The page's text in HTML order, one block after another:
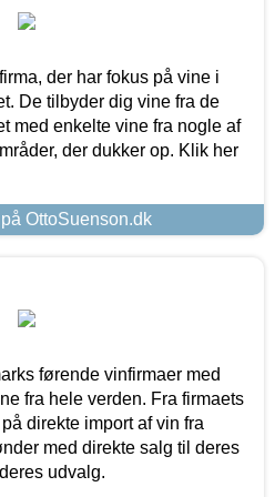
der har fokus på vine i
De tilbyder dig vine fra de
med enkelte vine fra nogle af
der dukker op. Klik her
OttoSuenson.dk
førende vinfirmaer med
fra hele verden. Fra firmaets
direkte import af vin fra
med direkte salg til deres
udvalg.